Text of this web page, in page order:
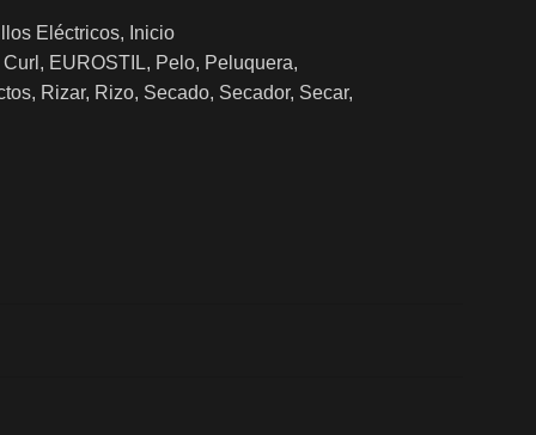
Eléctricos, Inicio
Curl , EUROSTIL, Pelo, Peluquera,
, Rizar, Rizo, Secado, Secador, Secar,